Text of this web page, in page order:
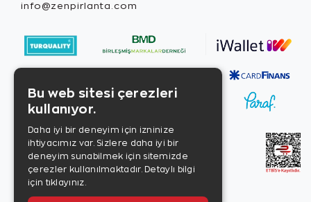
info@zenpirlanta.com
Bu web sitesi çerezleri
kullanıyor.
Daha iyi bir deneyim için izninize
ihtiyacımız var. Sizlere daha iyi bir
deneyim sunabilmek için sitemizde
çerezler kullanılmaktadır. Detaylı bilgi
için tıklayınız.